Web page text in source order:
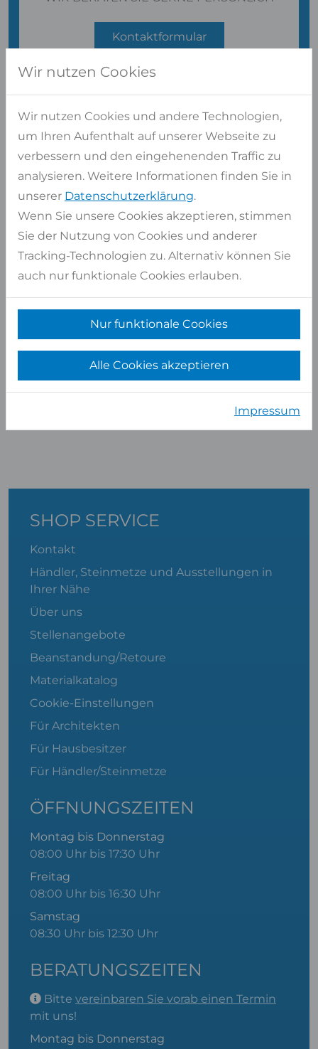
Kontaktformular
oder 02947 9799-0
Kostenlose Beratung
Personal
ABTEILUNGSLEITER VERKAUF
SHOP SERVICE
Kontakt
Händler, Steinmetze und Ausstellungen in
Ihrer Nähe
Über uns
Stellenangebote
Beanstandung/Retoure
Materialkatalog
Cookie-Einstellungen
Für Architekten
Für Hausbesitzer
Für Händler/Steinmetze
ÖFFNUNGSZEITEN
Montag bis Donnerstag
08:00 Uhr bis 17:30 Uhr
Freitag
08:00 Uhr bis 16:30 Uhr
Samstag
08:30 Uhr bis 12:30 Uhr
BERATUNGSZEITEN
Bitte vereinbaren Sie vorab einen Termin
mit uns!
Montag bis Donnerstag
Wir nutzen Cookies
Wir nutzen Cookies und andere Technologien,
um Ihren Aufenthalt auf unserer Webseite zu
verbessern und den eingehenenden Traffic zu
analysieren. Weitere Informationen finden Sie in
unserer Datenschutzerklärung.
Wenn Sie unsere Cookies akzeptieren, stimmen
Sie der Nutzung von Cookies und anderer
Tracking-Technologien zu. Alternativ können Sie
auch nur funktionale Cookies erlauben.
Nur funktionale Cookies
Alle Cookies akzeptieren
Impressum